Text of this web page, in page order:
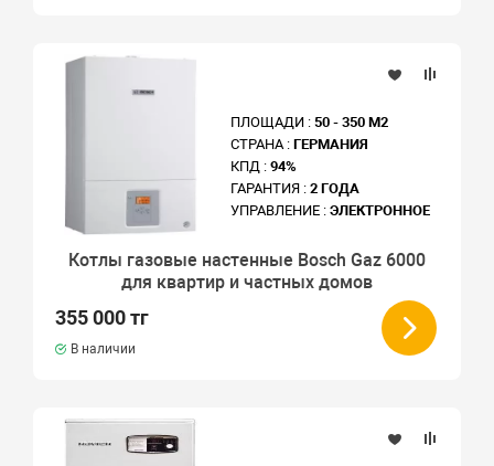
ПЛОЩАДИ :50 - 350 М2
СТРАНА :ГЕРМАНИЯ
КПД :94%
ГАРАНТИЯ :2 ГОДА
УПРАВЛЕНИЕ :ЭЛЕКТРОННОЕ
Котлы газовые настенные Bosch Gaz 6000
для квартир и частных домов
355 000 тг
В наличии